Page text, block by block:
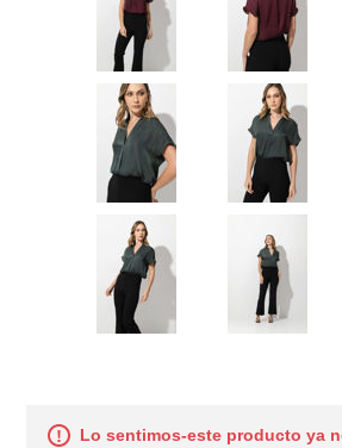
Lo sentimos-este producto ya